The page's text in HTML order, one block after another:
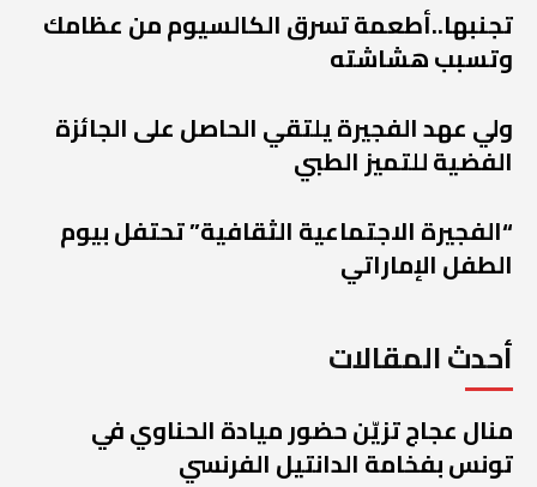
تجنبها..أطعمة تسرق الكالسيوم من عظامك
وتسبب هشاشته
ولي عهد الفجيرة يلتقي الحاصل على الجائزة
الفضية للتميز الطبي
“الفجيرة الاجتماعية الثقافية” تحتفل بيوم
الطفل الإماراتي
أحدث المقالات
منال عجاج تزيّن حضور ميادة الحناوي في
تونس بفخامة الدانتيل الفرنسي